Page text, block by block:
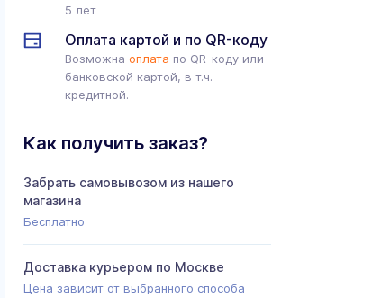
5 лет
Оплата картой и по QR-коду
Возможнаоплата по QR-коду или
банковской картой, в т.ч.
кредитной.
Как получить заказ?
Забрать самовывозом из нашего
магазина
Бесплатно
Доставка курьером по Москве
Цена зависит от выбранного способа